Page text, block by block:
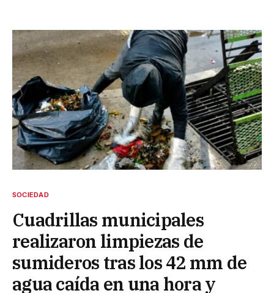
SOCIEDAD
Cuadrillas municipales
realizaron limpiezas de
sumideros tras los 42 mm de
agua caída en una hora y